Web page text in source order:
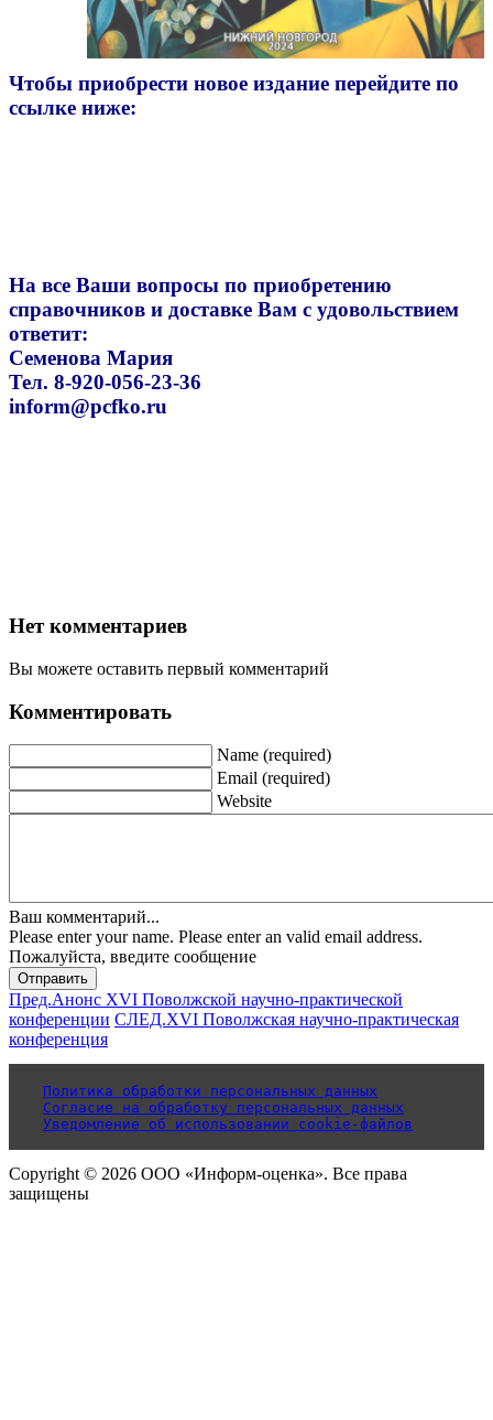
Чтобы приобрести новое издание перейдите по
ссылке ниже:
На все Ваши вопросы по приобретению
справочников и доставке Вам с удовольствием
ответит:
Семенова Мария
Тел. 8-920-056-23-36
inform@pcfko.ru
Нет комментариев
Вы можете оставить первый комментарий
Комментировать
Name (required)
Email (required)
Website
Ваш комментарий...
Please enter your name. Please enter an valid email address.
Пожалуйста, введите сообщение
Отправить
Пред.Анонс XVI Поволжской научно-практической
конференции СЛЕД.XVI Поволжская научно-практическая
конференция
Политика обработки персональных данных
Согласие на обработку персональных данных
Уведомление об использовании cookie-файлов
Copyright © 2026 ООО «Информ-оценка». Все права
защищены